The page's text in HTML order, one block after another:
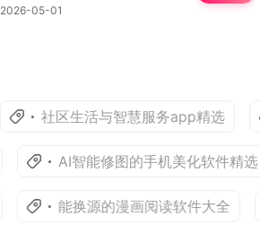
2026-05-01
社区生活与智慧服务app精选
AI智能修图的手机美化软件精选
能换源的漫画阅读软件大全